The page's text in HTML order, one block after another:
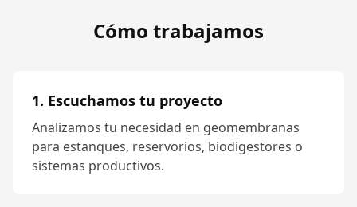
Cómo trabajamos
1. Escuchamos tu proyecto
Analizamos tu necesidad en geomembranas
para estanques, reservorios, biodigestores o
sistemas productivos.